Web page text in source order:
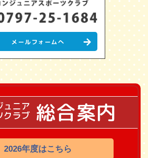
メールフォームへ
ュニア
クラブ 総合案内
2026年度はこちら